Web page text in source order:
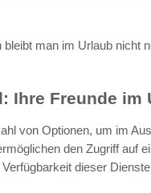
man im Urlaub nicht
Ihre Freunde im
von Optionen, um im
den Zugriff auf
dieser